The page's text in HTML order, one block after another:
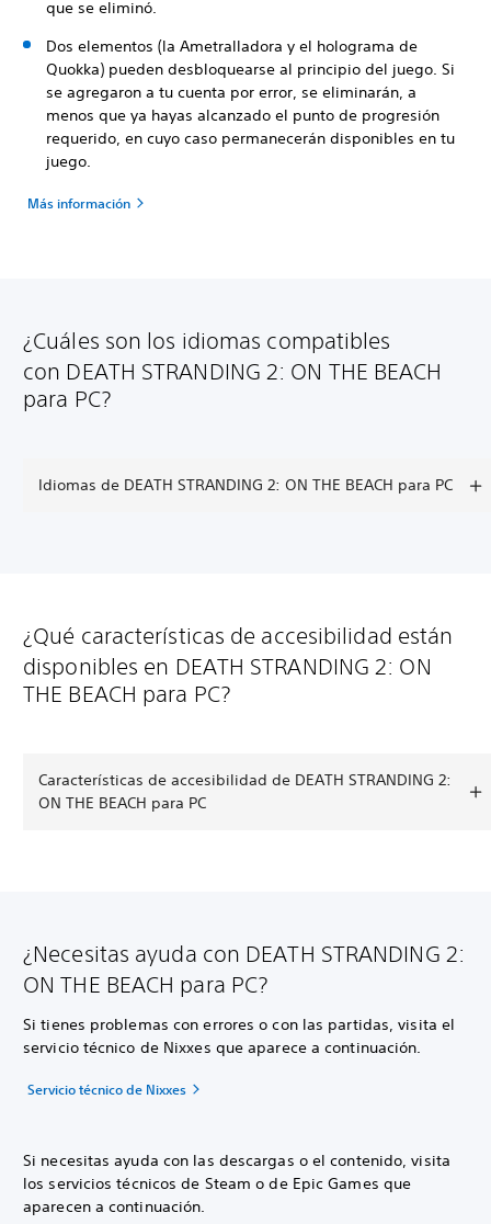
que se eliminó.
Dos elementos (la Ametralladora y el holograma de
Quokka) pueden desbloquearse al principio del juego. Si
se agregaron a tu cuenta por error, se eliminarán, a
menos que ya hayas alcanzado el punto de progresión
requerido, en cuyo caso permanecerán disponibles en tu
juego.
Más información
¿Cuáles son los idiomas compatibles
con DEATH STRANDING 2: ON THE BEACH
para PC?
Idiomas de DEATH STRANDING 2: ON THE BEACH para PC
¿Qué características de accesibilidad están
disponibles en DEATH STRANDING 2: ON
THE BEACH para PC?
Características de accesibilidad de DEATH STRANDING 2:
ON THE BEACH para PC
¿Necesitas ayuda con DEATH STRANDING 2:
ON THE BEACH para PC?
Si tienes problemas con errores o con las partidas, visita el
servicio técnico de Nixxes que aparece a continuación.
Servicio técnico de Nixxes
Si necesitas ayuda con las descargas o el contenido, visita
los servicios técnicos de Steam o de Epic Games que
aparecen a continuación.